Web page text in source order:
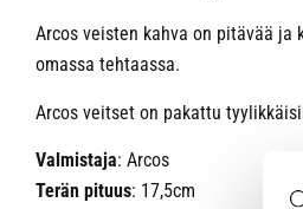
Arcos veisten kahva on pitävää
omassa tehtaassa.
Arcos veitset on pakattu
Valmistaja: Arcos
Terän pituus: 17,5cm